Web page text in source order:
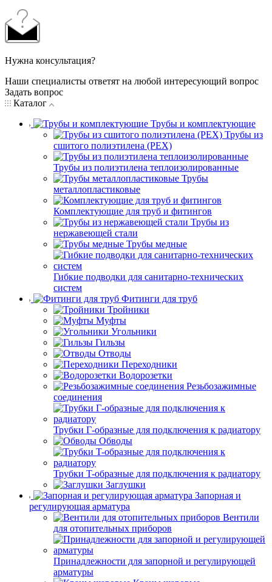
Нужна консультация?
Наши специалисты ответят на любой интересующий вопрос
Задать вопрос
Каталог
Трубы и комплектующие
Трубы из
сшитого полиэтилена (PEX)
Трубы из полиэтилена теплоизолированные
Трубы
металлопластиковые
Комплектующие для труб и фитингов
Трубы из
нержавеющей стали
Трубы медные
Гибкие подводки для санитарно-технических
систем
Фитинги для труб
Тройники
Муфты
Угольники
Гильзы
Отводы
Переходники
Водорозетки
Резьбозажимные
соединения
Трубки Г-образные для подключения к радиатору
Обводы
Трубки T-образные для подключения к радиатору
Заглушки
Запорная и
регулирующая арматура
Вентили
для отопительных приборов
Принадлежности для запорной и регулирующей
арматуры